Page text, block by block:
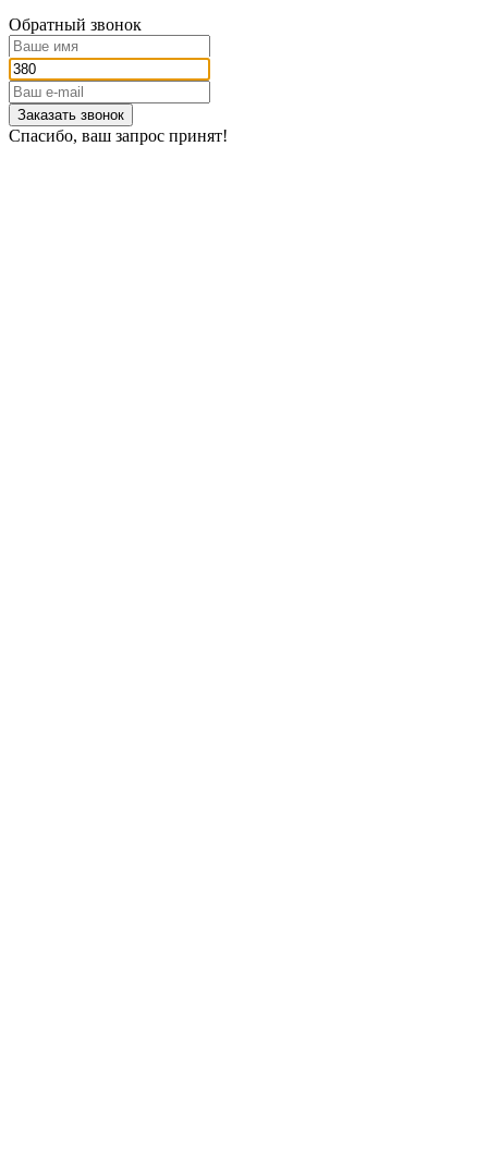
Обратный звонок
Заказать звонок
Спасибо, ваш запрос принят!